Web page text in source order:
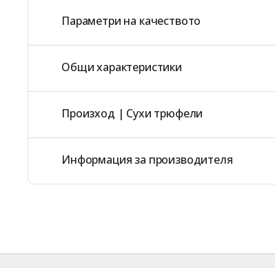
Параметри на качеството
Общи характеристики
Произход | Сухи трюфели
Информация за производителя